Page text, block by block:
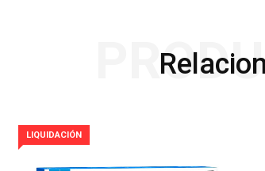
LIQUIDACIÓN